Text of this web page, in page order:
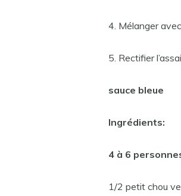
4. Mélanger
5. Rectifier
sauce bleue
Ingrédients:
4 à 6
1/2 petit chou